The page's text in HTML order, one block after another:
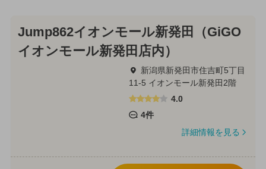
Jump862イオンモール新発田（GiGO
イオンモール新発田店内）
新潟県新発田市住吉町5丁目
11-5 イオンモール新発田2階
4.0
4件
詳細情報を見る